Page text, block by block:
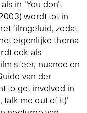
in 'You don’t
wordt tot in
filmgeluid, zodat
eigenlijke thema
ook als
sfeer, nuance en
van der
to get involved in
talk me out of it)'